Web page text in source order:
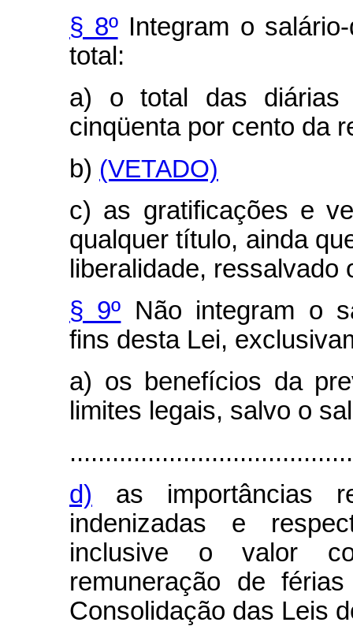
§ 8ºIntegram o
total:
a) o total das diárias
cinqüenta por cento da
b) (VETADO)
c) as gratificações e
qualquer título, ainda
liberalidade, ressalvado
§ 9º Não integram o
fins desta Lei,
a) os benefícios da
limites legais, salvo o
d) as importâncias
indenizadas e
inclusive o valor
remuneração de
Consolidação das Leis